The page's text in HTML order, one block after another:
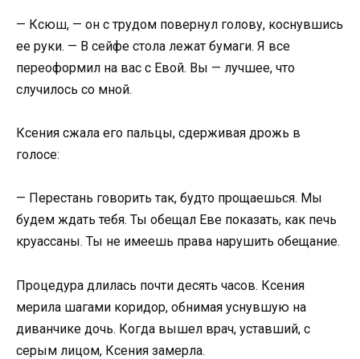
— Ксюш, — он с трудом повернул голову, коснувшись
ее руки. — В сейфе стола лежат бумаги. Я все
переоформил на вас с Евой. Вы — лучшее, что
случилось со мной.
Ксения сжала его пальцы, сдерживая дрожь в
голосе:
— Перестань говорить так, будто прощаешься. Мы
будем ждать тебя. Ты обещал Еве показать, как печь
круассаны. Ты не имеешь права нарушить обещание.
Процедура длилась почти десять часов. Ксения
мерила шагами коридор, обнимая уснувшую на
диванчике дочь. Когда вышел врач, уставший, с
серым лицом, Ксения замерла.